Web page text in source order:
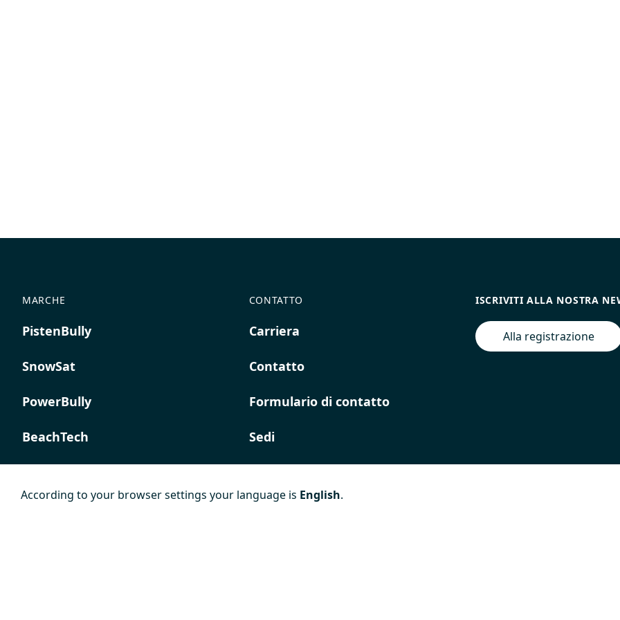
MARCHE
PistenBully
SnowSat
PowerBully
BeachTech
K COMPOSITES
CONTATTO
Carriera
Contatto
Formulario di contatto
Sedi
ISCRIVITI ALLA NOSTRA
Alla registrazione
According to your browser settings your language is English.